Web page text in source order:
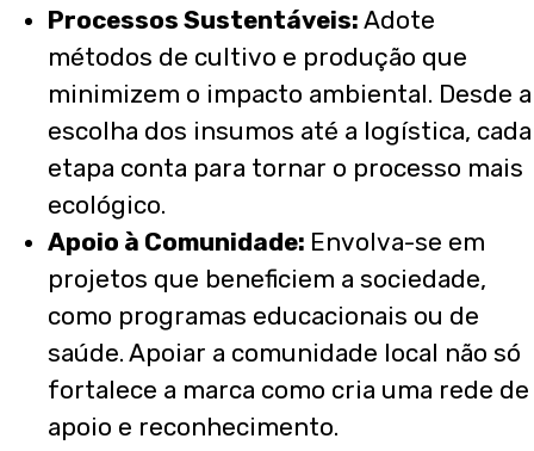
Processos Sustentáveis: Adote
métodos de cultivo e produção que
minimizem o impacto ambiental. Desde a
escolha dos insumos até a logística, cada
etapa conta para tornar o processo mais
ecológico.
Apoio à Comunidade: Envolva-se em
projetos que beneficiem a sociedade,
como programas educacionais ou de
saúde. Apoiar a comunidade local não só
fortalece a marca como cria uma rede de
apoio e reconhecimento.